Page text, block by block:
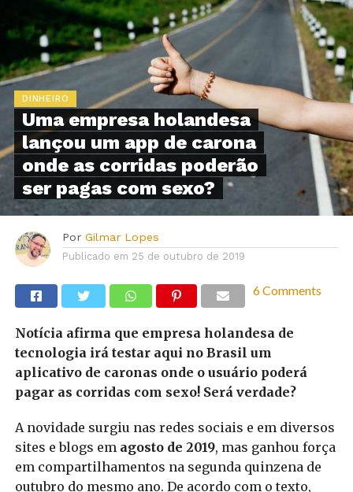
DINHEIRO
Uma empresa holandesa
lançou um app de carona
onde as corridas poderão
ser pagas com sexo?
Por Gilmar Lopes
Publicado em 25 de outubro de 2019
6 Comments
Notícia afirma que empresa holandesa de
tecnologia irá testar aqui no Brasil um
aplicativo de caronas onde o usuário poderá
pagar as corridas com sexo! Será verdade?
A novidade surgiu nas redes sociais e em diversos
sites e blogs emagosto de 2019, mas ganhou força
em compartilhamentos na segunda quinzena de
outubro do mesmo ano. De acordo com o texto,